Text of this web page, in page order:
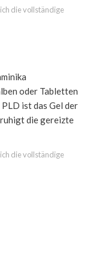
die vollständige
oder Tabletten
ist das Gel der
die gereizte
die vollständige